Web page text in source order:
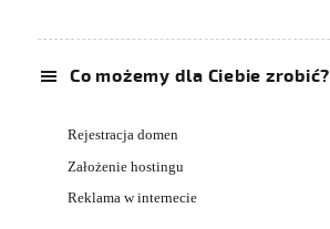
Co możemy dla Ciebie zrobić?
Rejestracja domen
Założenie hostingu
Reklama w internecie